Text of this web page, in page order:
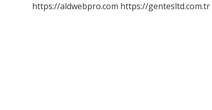
https://aldwebpro.com https://gentesltd.com.tr